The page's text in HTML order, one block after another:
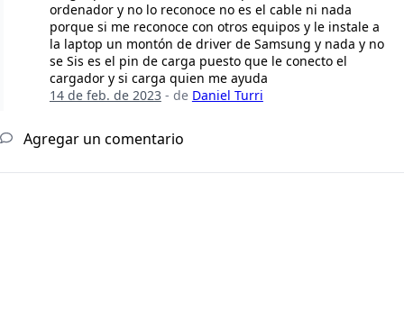
ordenador y no lo reconoce no es el cable ni nada
porque si me reconoce con otros equipos y le instale a
la laptop un montón de driver de Samsung y nada y no
se Sis es el pin de carga puesto que le conecto el
cargador y si carga quien me ayuda
14 de feb. de 2023- de Daniel Turri
Agregar un comentario